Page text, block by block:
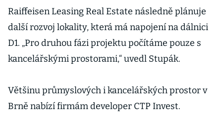
Raiffeisen Leasing Real Estate následně plánuje
další rozvoj lokality, která má napojení na dálnici
D1. „Pro druhou fázi projektu počítáme pouze s
kancelářskými prostorami,“ uvedl Stupák.
Většinu průmyslových i kancelářských prostor v
Brně nabízí firmám developer CTP Invest.